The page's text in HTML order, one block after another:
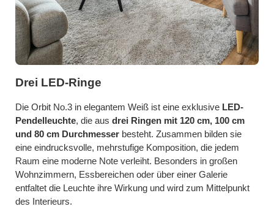
Drei LED-Ringe
Die Orbit No.3 in elegantem Weiß ist eine exklusive LED-
Pendelleuchte, die aus drei Ringen mit 120 cm, 100 cm
und 80 cm Durchmesser besteht. Zusammen bilden sie
eine eindrucksvolle, mehrstufige Komposition, die jedem
Raum eine moderne Note verleiht. Besonders in großen
Wohnzimmern, Essbereichen oder über einer Galerie
entfaltet die Leuchte ihre Wirkung und wird zum Mittelpunkt
des Interieurs.